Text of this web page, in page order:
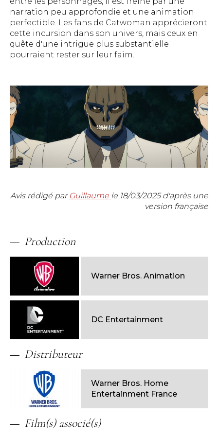
narration peu approfondie et une animation
perfectible. Les fans de Catwoman apprécieront
cette incursion dans son univers, mais ceux en
quête d'une intrigue plus substantielle
pourraient rester sur leur faim.
Avis rédigé par Guillaume le 18/03/2025d'après une
version française
Production
Warner Bros. Animation
DC Entertainment
Distributeur
Warner Bros. Home
Entertainment France
Film(s) associé(s)